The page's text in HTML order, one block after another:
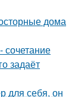
дома
сочетание
задаёт
для себя, он